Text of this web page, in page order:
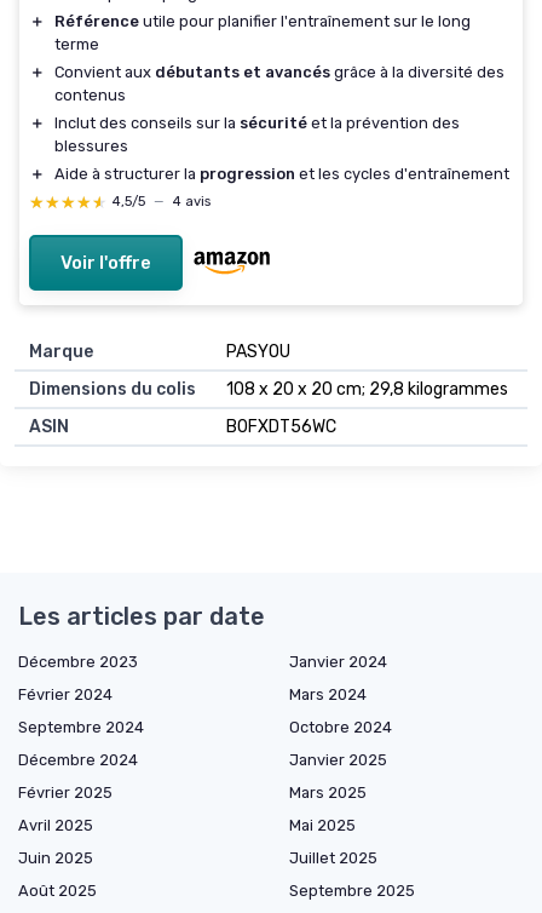
＋
Référence utile pour planifier l'entraînement sur le long
terme
＋
Convient aux débutants et avancés grâce à la diversité des
contenus
＋
Inclut des conseils sur la sécurité et la prévention des
blessures
＋
Aide à structurer la progression et les cycles d'entraînement
★★★★★
★★★★★ 4,5/5 — 4 avis
Voir l'offre
Marque
‎PASYOU
Dimensions du colis
‎108 x 20 x 20 cm; 29,8 kilogrammes
ASIN
‎B0FXDT56WC
Les articles par date
Décembre 2023
Janvier 2024
Février 2024
Mars 2024
Septembre 2024
Octobre 2024
Décembre 2024
Janvier 2025
Février 2025
Mars 2025
Avril 2025
Mai 2025
Juin 2025
Juillet 2025
Août 2025
Septembre 2025